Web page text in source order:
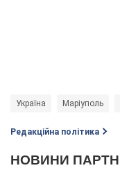
Україна Маріуполь
Редакційна політика